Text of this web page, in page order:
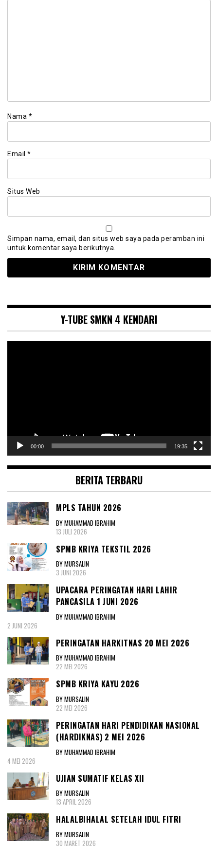
Nama *
Email *
Situs Web
Simpan nama, email, dan situs web saya pada peramban ini
untuk komentar saya berikutnya.
Y-TUBE SMKN 4 KENDARI
00:00 19:35
BERITA TERBARU
MPLS TAHUN 2026
BY MUHAMMAD IBRAHIM
13 JULI 2026
SPMB KRIYA TEKSTIL 2026
BY MURSALIN
3 JUNI 2026
UPACARA PERINGATAN HARI LAHIR
PANCASILA 1 JUNI 2026
BY MUHAMMAD IBRAHIM
2 JUNI 2026
PERINGATAN HARKITNAS 20 MEI 2026
BY MUHAMMAD IBRAHIM
22 MEI 2026
SPMB KRIYA KAYU 2026
BY MURSALIN
22 MEI 2026
PERINGATAN HARI PENDIDIKAN NASIONAL
(HARDIKNAS) 2 MEI 2026
BY MUHAMMAD IBRAHIM
4 MEI 2026
UJIAN SUMATIF KELAS XII
BY MURSALIN
13 APRIL 2026
HALALBIHALAL SETELAH IDUL FITRI
BY MURSALIN
30 MARET 2026